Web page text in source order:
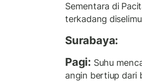
Sementara di
terkadang
Surabaya:
Pagi: Suhu
angin bertiup dari